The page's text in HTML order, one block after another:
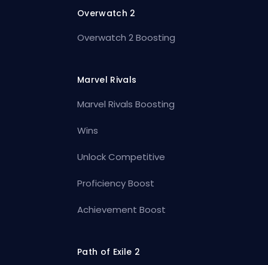
Overwatch 2
Overwatch 2 Boosting
Marvel Rivals
Marvel Rivals Boosting
Wins
Unlock Competitive
Proficiency Boost
Achievement Boost
Path of Exile 2